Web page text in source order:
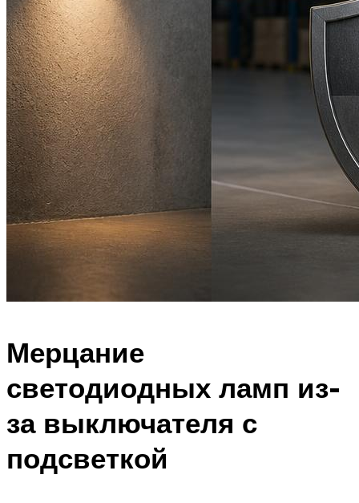
Мерцание
светодиодных ламп из-
за выключателя с
подсветкой